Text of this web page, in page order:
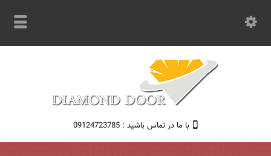
با ما در تماس باشید : 09124723785